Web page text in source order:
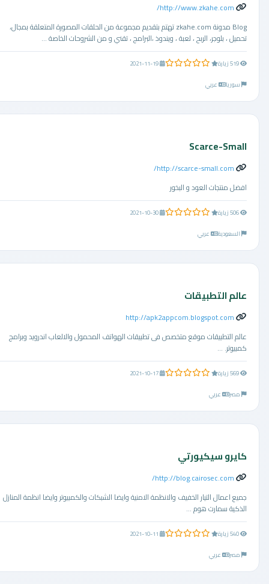
http://www.zkahe.com/
Blog مدونة zkahe.com تهتم بتقديم مجموعة من الحلقات المصورة المتعلقة بمجال،
تحميل ، بلوجر، الربح ، لعبة ، ويندوذ ،البرامج ، تقني و من الشروحات الخاصة ...
0.0 من 5 نجوم
2021-11-19
سوريا
عربي
Scarce-Small
http://scarce-small.com/
افضل منتجات العود و البخور
0.0 من 5 نجوم
2021-10-30
السعودية
عربي
عالم التطبيقات
http://apk2appcom.blogspot.com
عالم التطبيقات موقع متخصص فى تطبيقات الهواتف المحمول والالعاب اندرويد وبرامج
كمبيوتر. ...
0.0 من 5 نجوم
2021-10-17
مصر
عربي
كايرو سيكيورتي
http://blog.cairosec.com/
جميع اعمال التيار الخفيف والانظمة الامنية وايضا الشبكات والكمبيوتر وايضا انظمة المنازل
الذكية سمارت هوم ...
0.0 من 5 نجوم
2021-10-11
مصر
عربي